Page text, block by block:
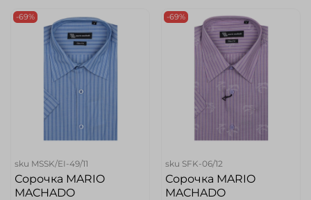
-69%
sku MSSK/EI-49/11
Сорочка MARIO
MACHADO
-69%
sku SFK-06/12
Сорочка MARIO
MACHADO